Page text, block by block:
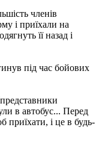
членів
і приїхали на
її назад і
під час бойових
в автобус... Перед
і це в будь-